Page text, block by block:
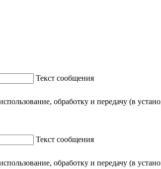
Текст сообщения
обработку и передачу (в
Текст сообщения
обработку и передачу (в